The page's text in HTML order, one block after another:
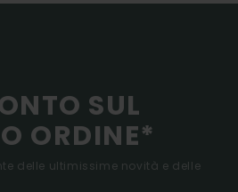
SUL
ORDINE*
delle ultimissime novità e delle